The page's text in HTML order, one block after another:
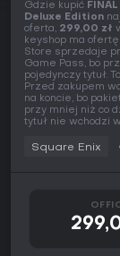
Gdzie kupić
Deluxe Edition
oferta, 299,00 zł
keyshop ma
Store sprzedaje
Game Pass, bo
pojedynczy tytuł.
Przed zakupem
na koncie, bo
przy mniej niż co
tytuł nie wchodzi
Square Enix